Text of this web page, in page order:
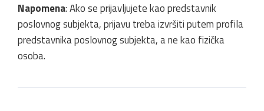
Napomena: Ako se prijavljujete kao predstavnik
poslovnog subjekta, prijavu treba izvršiti putem profila
predstavnika poslovnog subjekta, a ne kao fizička
osoba.